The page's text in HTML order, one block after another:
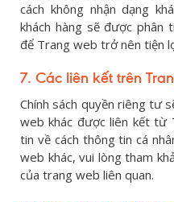
cách không nhận dạng
khách hàng sẽ được phân
để Trang web trở nên tiện
7. Các liên kết trên
Chính sách quyền riêng tư
web khác được liên kết từ
tin về cách thông tin cá
web khác, vui lòng tham
của trang web liên quan.